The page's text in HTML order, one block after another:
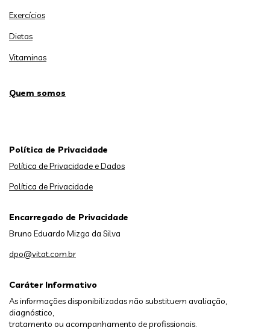
Exercícios
Dietas
Vitaminas
Quem somos
Caráter Informativo
As informações disponibilizadas não substituem avaliação,
diagnóstico,
tratamento ou acompanhamento de profissionais.
Política de Privacidade
Política de Privacidade e Dados
Política de Privacidade
Encarregado de Privacidade
Bruno Eduardo Mizga da Silva
dpo@vitat.com.br